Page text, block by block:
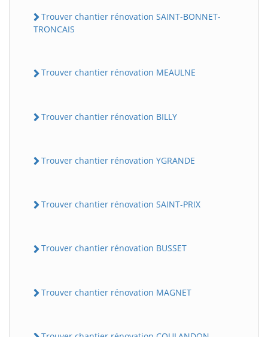
Trouver chantier rénovation SAINT-BONNET-
TRONCAIS
Trouver chantier rénovation MEAULNE
Trouver chantier rénovation BILLY
Trouver chantier rénovation YGRANDE
Trouver chantier rénovation SAINT-PRIX
Trouver chantier rénovation BUSSET
Trouver chantier rénovation MAGNET